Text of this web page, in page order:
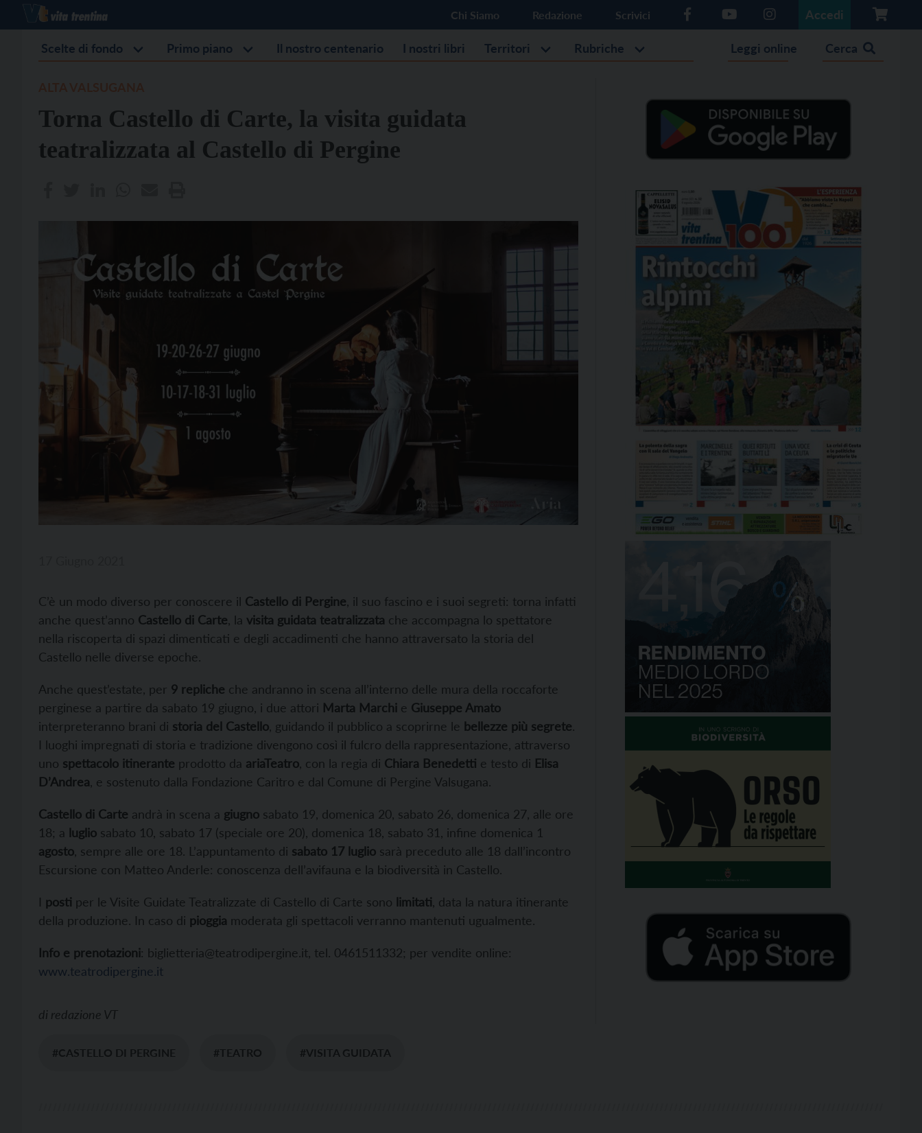
Chi Siamo Redazione Scrivici Accedi
Scelte di fondo Primo piano Il nostro centenario I nostri libri Territori Rubriche Leggi online Cerca
Torna Castello di Carte, la visita guidata
teatralizzata al Castello di Pergine
C’è un modo diverso per conoscere il Castello di Pergine , il suo fascino e i suoi segreti: torna infatti
anche quest’anno Castello di Carte , la visita guidata teatralizzata che accompagna lo spettatore
nella riscoperta di spazi dimenticati e degli accadimenti che hanno attraversato la storia del
Castello nelle diverse epoche.
Anche quest’estate, per 9 repliche che andranno in scena all’interno delle mura della roccaforte
perginese a partire da sabato 19 giugno, i due attori Marta Marchi e Giuseppe Amato
interpreteranno brani di storia del Castello , guidando il pubblico a scoprirne le bellezze più segrete.
I luoghi impregnati di storia e tradizione divengono così il fulcro della rappresentazione, attraverso
uno spettacolo itinerante prodotto da ariaTeatro , con la regia di Chiara Benedetti e testo di Elisa
D’Andrea , e sostenuto dalla Fondazione Caritro e dal Comune di Pergine Valsugana.
Castello di Carte andrà in scena a giugno sabato 19, domenica 20, sabato 26, domenica 27, alle ore
18; a luglio sabato 10, sabato 17 (speciale ore 20), domenica 18, sabato 31, infine domenica 1
agosto , sempre alle ore 18. L’appuntamento di sabato 17 luglio sarà preceduto alle 18 dall’incontro
Escursione con Matteo Anderle: conoscenza dell’avifauna e la biodiversità in Castello.
I posti per le Visite Guidate Teatralizzate di Castello di Carte sono limitati , data la natura itinerante
della produzione. In caso di pioggia moderata gli spettacoli verranno mantenuti ugualmente.
Info e prenotazioni: biglietteria@teatrodipergine.it, tel. 0461511332; per vendite online:
www.teatrodipergine.it
di redazione VT
#CASTELLO DI PERGINE #TEATRO #VISITA GUIDATA